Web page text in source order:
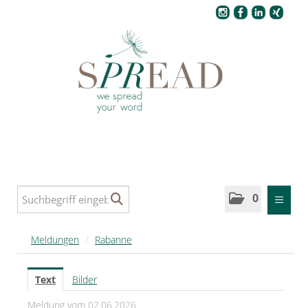
0
MELDUNGEN
SPREAD
SPREAD Medleys für Deutschland
Meldungen / Rabanne
Text
Bilder
Meldung vom 02.06.2026